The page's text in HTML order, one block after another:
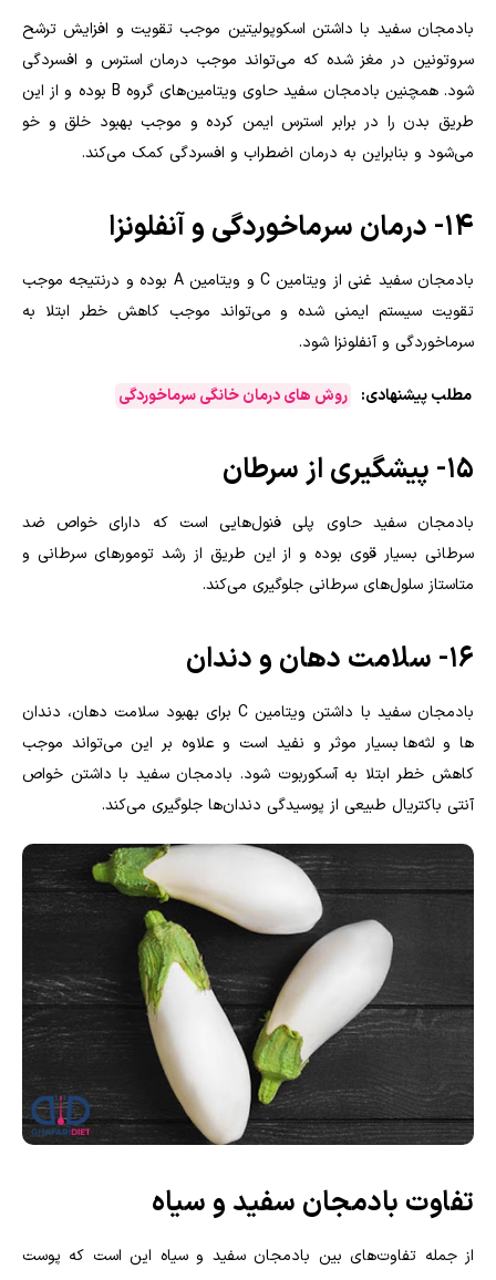
بادمجان سفید با داشتن اسکوپولیتین موجب تقویت و افزایش ترشح
سروتونین در مغز شده که می‌تواند موجب درمان استرس و افسردگی
شود. همچنین بادمجان سفید حاوی ویتامین‌های گروه B بوده و از این
طریق بدن را در برابر استرس ایمن کرده و موجب بهبود خلق و خو
می‌شود و بنابراین به درمان اضطراب و افسردگی کمک می‌کند.
۱۴- درمان سرماخوردگی و آنفلونزا
بادمجان سفید غنی از ویتامینC و ویتامینA بوده و درنتیجه موجب
تقویت سیستم ایمنی شده و می‌تواند موجب کاهش خطر ابتلا به
سرماخوردگی و آنفلونزا شود.
مطلب پیشنهادی: روش های درمان خانگی سرماخوردگی
۱۵- پیشگیری از سرطان
بادمجان سفید حاوی پلی فنول‌هایی است که دارای خواص ضد
سرطانی بسیار قوی بوده و از این طریق از رشد تومور‌های سرطانی و
متاستاز سلول‌های سرطانی جلوگیری می‌کند.
۱۶- سلامت دهان و دندان
بادمجان سفید با داشتن ویتامین C برای بهبود سلامت دهان، دندان
ها و لثه‌ها بسیار موثر و نفید است و علاوه بر این می‌تواند موجب
کاهش خطر ابتلا به آسکوربوت شود. بادمجان سفید با داشتن خواص
آنتی باکتریال طبیعی از پوسیدگی دندان‌ها جلوگیری می‌کند.
تفاوت بادمجان سفید و سیاه
از جمله تفاوت‌های بین بادمجان سفید و سیاه این است که پوست